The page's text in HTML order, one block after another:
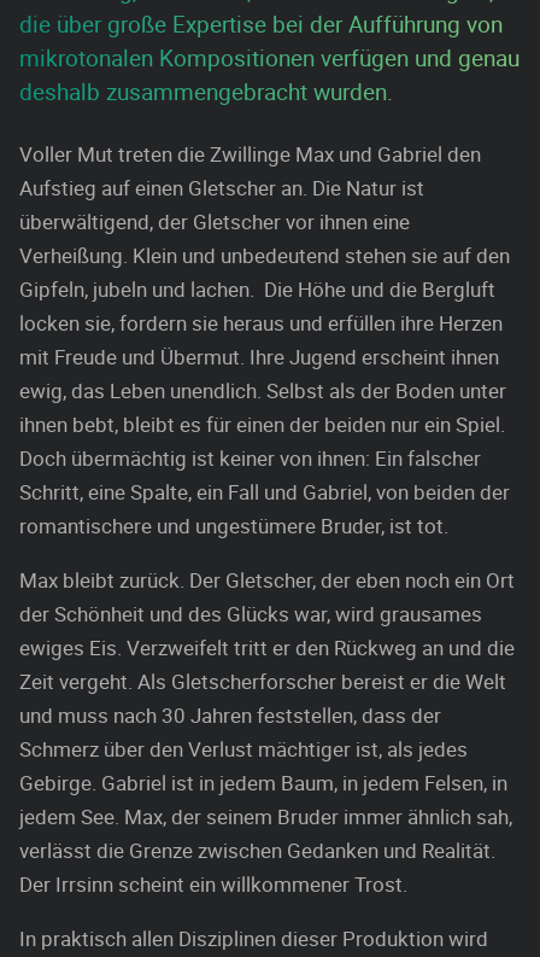
die über große Expertise bei der Aufführung von
mikrotonalen Kompositionen verfügen und genau
deshalb zusammengebracht wurden.
Voller Mut treten die Zwillinge Max und Gabriel den
Aufstieg auf einen Gletscher an. Die Natur ist
überwältigend, der Gletscher vor ihnen eine
Verheißung. Klein und unbedeutend stehen sie auf den
Gipfeln, jubeln und lachen. Die Höhe und die Bergluft
locken sie, fordern sie heraus und erfüllen ihre Herzen
mit Freude und Übermut. Ihre Jugend erscheint ihnen
ewig, das Leben unendlich. Selbst als der Boden unter
ihnen bebt, bleibt es für einen der beiden nur ein Spiel.
Doch übermächtig ist keiner von ihnen: Ein falscher
Schritt, eine Spalte, ein Fall und Gabriel, von beiden der
romantischere und ungestümere Bruder, ist tot.
Max bleibt zurück. Der Gletscher, der eben noch ein Ort
der Schönheit und des Glücks war, wird grausames
ewiges Eis. Verzweifelt tritt er den Rückweg an und die
Zeit vergeht. Als Gletscherforscher bereist er die Welt
und muss nach 30 Jahren feststellen, dass der
Schmerz über den Verlust mächtiger ist, als jedes
Gebirge. Gabriel ist in jedem Baum, in jedem Felsen, in
jedem See. Max, der seinem Bruder immer ähnlich sah,
verlässt die Grenze zwischen Gedanken und Realität.
Der Irrsinn scheint ein willkommener Trost.
In praktisch allen Disziplinen dieser Produktion wird